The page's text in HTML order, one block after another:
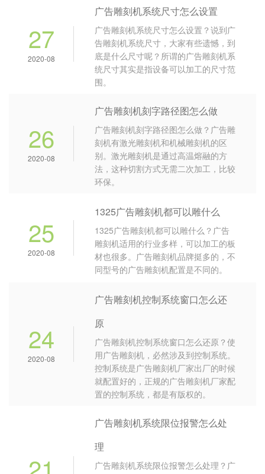
27
2020-08
广告雕刻机系统尺寸怎么设置
广告雕刻机系统尺寸怎么设置？说到广
告雕刻机系统尺寸，大家有些遗憾，到
底是什么尺寸呢？所谓的广告雕刻机系
统尺寸其实是指设备可以加工的尺寸范
围。
26
2020-08
广告雕刻机刻字路径图怎么做
广告雕刻机刻字路径图怎么做？广告雕
刻机有激光雕刻机和机械雕刻机的区
别。激光雕刻机是通过高温熔融的方
法，这种切割方式无需二次加工，比较
环保。
25
2020-08
1325广告雕刻机都可以雕什么
1325广告雕刻机都可以雕什么？广告
雕刻机适用的行业多样，可以加工的板
材也很多。广告雕刻机品牌挺多的，不
同型号的广告雕刻机配置是不同的。
24
2020-08
广告雕刻机控制系统窗口怎么还
原
广告雕刻机控制系统窗口怎么还原？使
用广告雕刻机，必然涉及到控制系统。
控制系统是广告雕刻机厂家出厂的时候
就配置好的，正规的广告雕刻机厂家配
置的控制系统，都是有版权的。
广告雕刻机系统限位报警怎么处
理
广告雕刻机系统限位报警怎么处理？广